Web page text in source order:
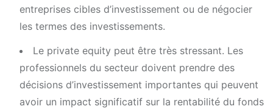
entreprises cibles d’investissement ou de négocier
les termes des investissements.
Le private equity peut être très stressant. Les
professionnels du secteur doivent prendre des
décisions d’investissement importantes qui peuvent
avoir un impact significatif sur la rentabilité du fonds